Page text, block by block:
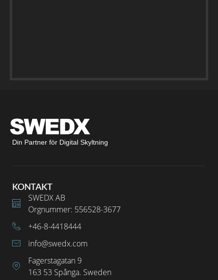
Din Partner för Digital Skyltning
KONTAKT
SWEDX AB
Orgnummer: 556528-3677
+46-8-4418444
info@swedx.com
Fagerstagatan 9
163 53 Spånga. Sweden